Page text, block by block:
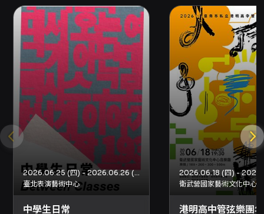
一張樂譜之中，嘗試以音樂承載跨越百年、不同
世代間的思念與身份記憶。劇情同時聚焦在被時
代裹挾的個人記憶如何在當代少年少女身上重
現，以及姊妹在協力解謎、面對過往創傷與彼此
心結時的情感轉折，呈現既怪趣浪漫又飽含青春
張力的敘述節奏。 從創作陣容看，本劇由台灣當
代劇作家簡莉穎擔任故事原創與劇本監修，編劇
為陳健星與李念潔；音樂部分由張清彥擔綱作
曲、編曲與音樂執導，並擔任中文歌詞創作；台
語歌詞部分則由陳健星參與。導演由戴君芳執
導，團隊包含資深編舞、燈光、影像、聲音、舞
台與服裝設計等多項專業；演出陣容為十四位全
女卡司（名單包含大久保麻梨子、石懷源、李劭
婕、沈福盈、吳奕萱、陳垣希、陳敬萱、詹喆
君、蔡亞恩、鍾曉晴等），並由唱歌集團隊歷時
2026.06.25 (四) - 2026.06.26 (五)
臺北表演藝術中心
中學生日常
衛武營國家藝術文化中心
港明高中管弦樂團